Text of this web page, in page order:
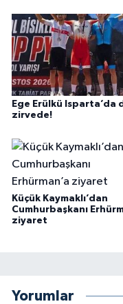
Ege Erülkü Isparta’da
zirvede!
Küçük Kaymaklı’dan
Cumhurbaşkanı
ziyaret
Yorumlar